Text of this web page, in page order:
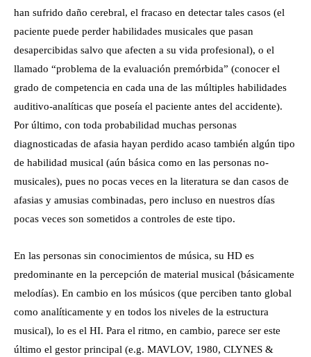
han sufrido daño cerebral, el fracaso en detectar tales casos (el
paciente puede perder habilidades musicales que pasan
desapercibidas salvo que afecten a su vida profesional), o el
llamado “problema de la evaluación premórbida” (conocer el
grado de competencia en cada una de las múltiples habilidades
auditivo-analíticas que poseía el paciente antes del accidente).
Por último, con toda probabilidad muchas personas
diagnosticadas de afasia hayan perdido acaso también algún tipo
de habilidad musical (aún básica como en las personas no-
musicales), pues no pocas veces en la literatura se dan casos de
afasias y amusias combinadas, pero incluso en nuestros días
pocas veces son sometidos a controles de este tipo.
En las personas sin conocimientos de música, su HD es
predominante en la percepción de material musical (básicamente
melodías). En cambio en los músicos (que perciben tanto global
como analíticamente y en todos los niveles de la estructura
musical), lo es el HI. Para el ritmo, en cambio, parece ser este
último el gestor principal (e.g. MAVLOV, 1980, CLYNES &